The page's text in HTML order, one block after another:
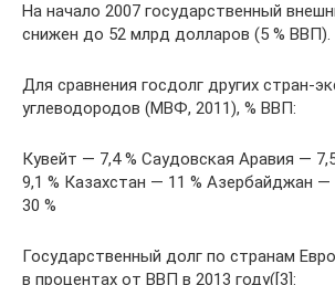
На начало 2007 государственный
снижен до 52 млрд долларов (5 % ВВП).
Для сравнения госдолг других стран-
углеводородов (МВФ, 2011), % ВВП:
Кувейт — 7,4 % Саудовская Аравия —
9,1 % Казахстан — 11 % Азербайджан —
30 %
Государственный долг по странам
в процентах от ВВП в 2013 году([3]: